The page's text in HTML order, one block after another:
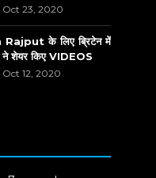
Oct 23, 2020
के लिए ब्रिटेन में
ने शेयर किए VIDEOS
Oct 12, 2020